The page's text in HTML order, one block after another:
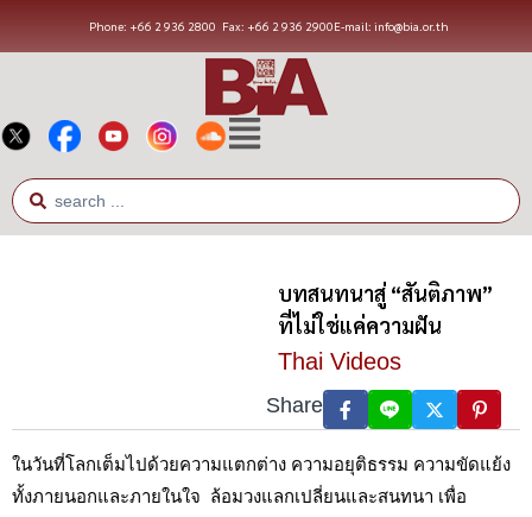
Phone: +66 2 936 2800 Fax: +66 2 936 2900E-mail: info@bia.or.th
บทสนทนาสู่ “สันติภาพ”
ที่ไม่ใช่แค่ความฝัน
Thai Videos
Share
ในวันที่โลกเต็มไปด้วยความแตกต่าง ความอยุติธรรม ความขัดแย้ง
ทั้งภายนอกและภายในใจ ล้อมวงแลกเปลี่ยนและสนทนา เพื่อ